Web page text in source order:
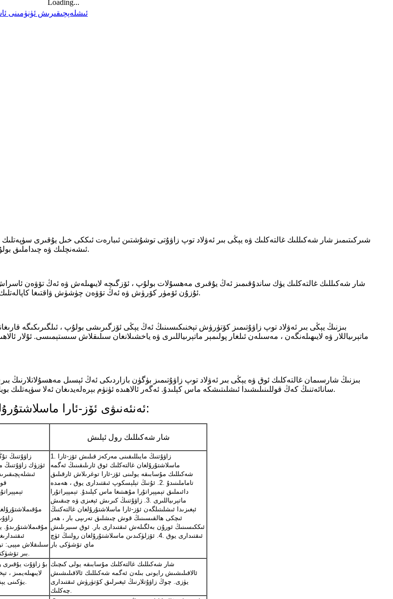
Loading...
شىركىتىمىز شار شەكىللىك غالتەكلىك ۋە يېڭى بىر ئەۋلاد توپ زاۋۇتى توشۇشتىن ئىبارەت ئىككى خىل يۇقىرى سۈپەتلىك
ئىشەنچلىك ۋە چىداملىق بولۇش ئۈچۈن لايىھەلەنگەن بولۇپ ، ئۇلارنى كەڭ كۆلەمدە قوللىنىشقا ماس كېلىدۇ.
شار شەكىللىك غالتەكلىك يۈك ساندۇقىمىز ئەڭ يۇقىرى مەھسۇلات بولۇپ ، ئۆزگىچە لايىھىلەش ۋە ئەڭ تۆۋەن ئاسراش
ئۇزۇن ئۆمۈر كۆرۈش ۋە ئەڭ تۆۋەن چۈشۈش ۋاقتىغا كاپالەتلىك قىلىدۇ. ئۇلار يەنە ئۇپراش ، چىرىش ۋە سىلىقلاشنىڭ بۇلغىنىشىغا قارشى تۇرىدۇ.
بىزنىڭ يېڭى بىر ئەۋلاد توپ زاۋۇتىمىز كۆتۈرۈش تېخنىكىسىنىڭ ئەڭ يېڭى ئۆزگىرىشى بولۇپ ، ئىلگىرىكىگە
ماتېرىياللار ۋە لايىھىلەنگەن ، مەسىلەن ئىلغار پولىمېر ماتېرىياللىرى ۋە ياخشىلانغان سىلىقلاش سىستېمىسى.
بىزنىڭ شارسىمان غالتەكلىك ئوق ۋە يېڭى بىر ئەۋلاد توپ زاۋۇتىمىز بۈگۈن بازاردىكى ئەڭ ئېسىل مەھسۇلاتلارنىڭ
سانائەتنىڭ كەڭ قوللىنىلىشىدا ئىشلىتىشكە ماس كېلىدۇ. ئەگەر ئالاھىدە ئۈنۈم بېرەلەيدىغان ئەلا سۈپەتلىك بوياقلارنى ئىزدىمەكچى بولسىڭىز ، بىزنىڭ مەھسۇلات لىنىيىمىزدىن ئېشىپ كەتمەڭ.
ئەنئەنىۋى ئۆز-ئارا ماسلاشتۇرۇلغان رولغا سېلىشتۇرغاندا يېڭى بوياقنىڭ ئەۋزەللىكى:
شار شەكىللىك رول ئېلىش
مۇقىملاشتۇرىدۇ.
بىر تۆشۈكتە ماي ​​تېمى بار. ئىشلەتكۈچىلەرنىڭ مەسىلىنى سىلىقلاش تېخىمۇ قۇلايلىق.
1. زاۋۇتنىڭ مايىللىقىنى مەركەز قىلىش ئۆز-ئارا
ماسلاشتۇرۇلغان غالتەكلىك ئوق ئارىلىقىنىڭ ئەگمە
شەكىللىك مۇسابىقە يولىنى ئۆز-ئارا توغرىلاش ئارقىلىق
تاماملىنىدۇ .2. ئۇنىڭ تېلېسكوپ ئىقتىدارى يوق ، ھەمدە
دائىملىق تېمپېراتۇرا مۇھىتىغا ماس كېلىدۇ. تېمپېراتۇرا
ماتېرىياللىرى .3. زاۋۇتنىڭ كىرىش ئېغىزى ۋە چىقىش
ئېغىزىدا ئىشلىتىلگەن ئۆز-ئارا ماسلاشتۇرۇلغان غالتەكنىڭ
ئىچكى ھالقىسىنىڭ قوش چىشلىق تەرىپى بار ، ھەر
ئىككىسىنىڭ ئورۇن بەلگىلەش ئىقتىدارى بار. ئوق سىيرىلىش
ئىقتىدارى يوق .4. ئۆزلۈكىدىن ماسلاشتۇرۇلغان رولنىڭ ئۈچ
ماي تۆشۈكى بار
بۇ زاۋۇت يۇقىرى
لايىھىلەيمىز
يۈكىنى يېنىكلىتىش ئۈچۈن ، زاۋۇت تەلەپ قىلغان ئېغىرلىق ۋە تەسىر يۈكىگە يېتىمىز.
شار شەكىللىك غالتەكلىك مۇسابىقە يولى كىچىك
ئالاقىلىشىش رايونى بىلەن ئەگمە شەكىللىك ئالاقىلىشىش
يۈزى. چوڭ زاۋۇتلارنىڭ ئېغىرلىق كۆتۈرۈش ئىقتىدارى
چەكلىك.